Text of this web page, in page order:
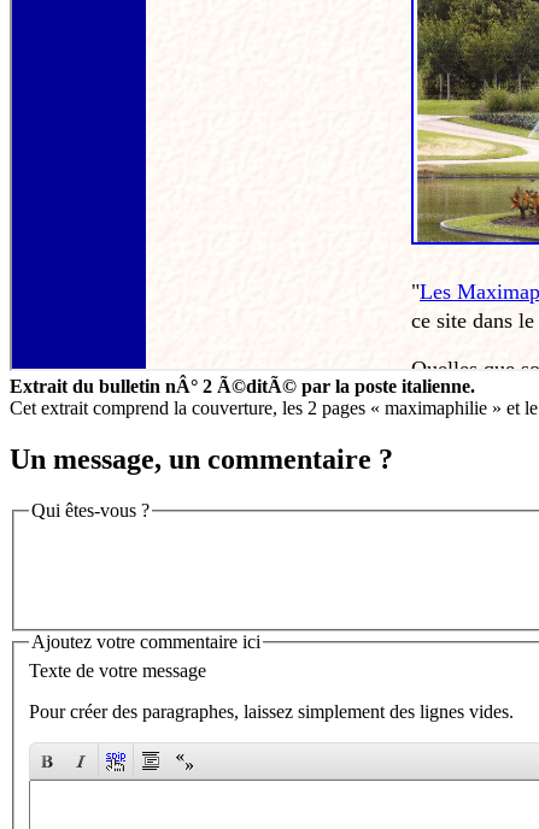
Extrait du bulletin nÂ° 2 Ã©ditÃ© par la poste italienne.
Cet extrait comprend la couverture, les 2 pages « maximaphilie » et
Un message, un commentaire ?
Qui êtes-vous ?
Ajoutez votre commentaire ici
Texte de votre message
Pour créer des paragraphes, laissez simplement des lignes vides.